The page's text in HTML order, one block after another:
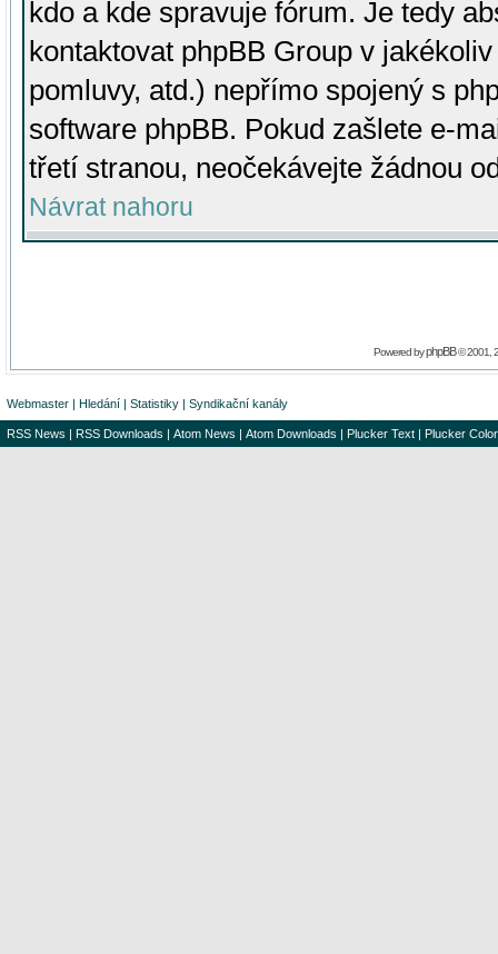
kdo a kde spravuje fórum. Je tedy
kontaktovat phpBB Group v
pomluvy, atd.) nepřímo spojený s
software phpBB. Pokud zašlete e-
třetí stranou, neočekávejte žádnou
Návrat nahoru
Powered byphpBB© 2001,
Webmaster | Hledání | Statistiky | Syndikační kanály
RSS News | RSS Downloads | Atom News | Atom Downloads | Plucker Text | Plucker Color